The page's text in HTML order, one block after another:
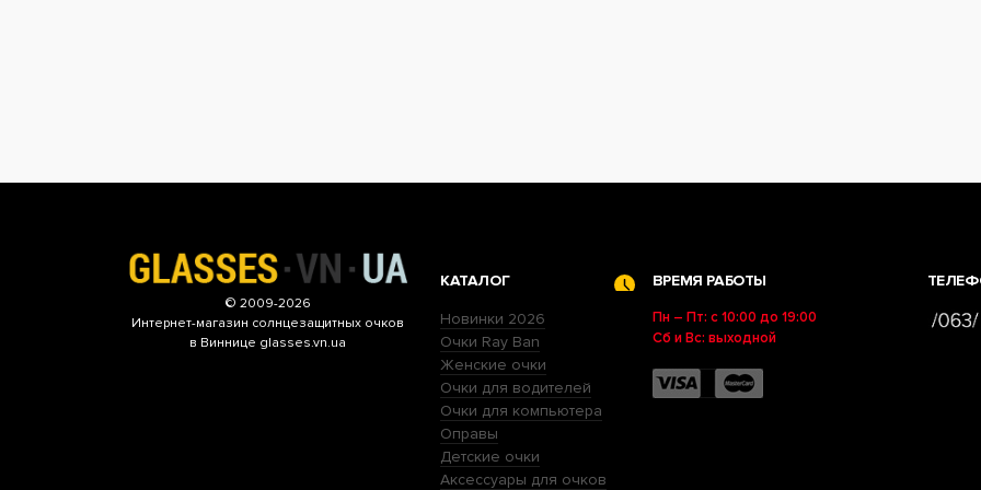
© 2009-2026
Интернет-магазин солнцезащитных очков
в Виннице glasses.vn.ua
КАТАЛОГ
Новинки 2026
Очки Ray Ban
Женские очки
Очки для водителей
Очки для компьютера
Оправы
Детские очки
Аксессуары для очков
ВРЕМЯ РАБОТЫ
Пн – Пт: с 10:00 до 19:00
Сб и Вс: выходной